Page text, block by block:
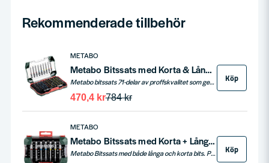
Rekommenderade tillbehör
METABO
Metabo Bitssats med Korta & Långa bits (71-delar)
Metabo bitssats 71-delar av proffskvalitet som ger både korta och långa bits.
784 kr
470,4 kr
Köp
METABO
Metabo Bitssats med Korta + Långa bits (56-delar)
Metabo Bitssats med både långa och korta bits. Proffsbits för den händiga hemmasnickaren såväl som proffsbyggaren. Köp